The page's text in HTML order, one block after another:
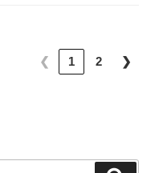
❮ 1 2 ❯